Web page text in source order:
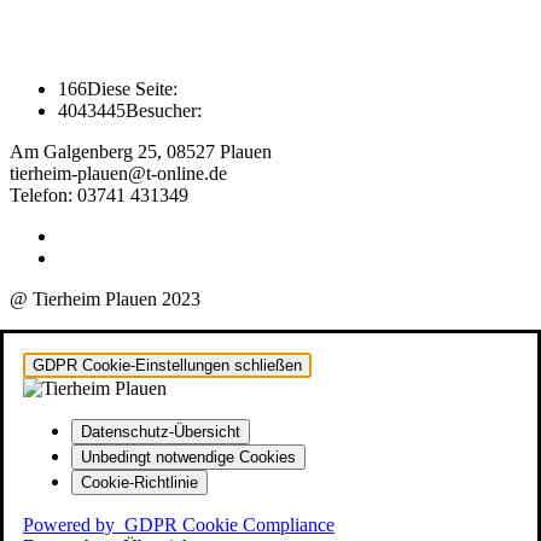
166Diese Seite:
4043445Besucher:
Am Galgenberg 25, 08527 Plauen
tierheim-plauen@t-online.de
Telefon: 03741 431349
@ Tierheim Plauen 2023
GDPR Cookie-Einstellungen schließen
Datenschutz-Übersicht
Unbedingt notwendige Cookies
Cookie-Richtlinie
Powered by GDPR Cookie Compliance